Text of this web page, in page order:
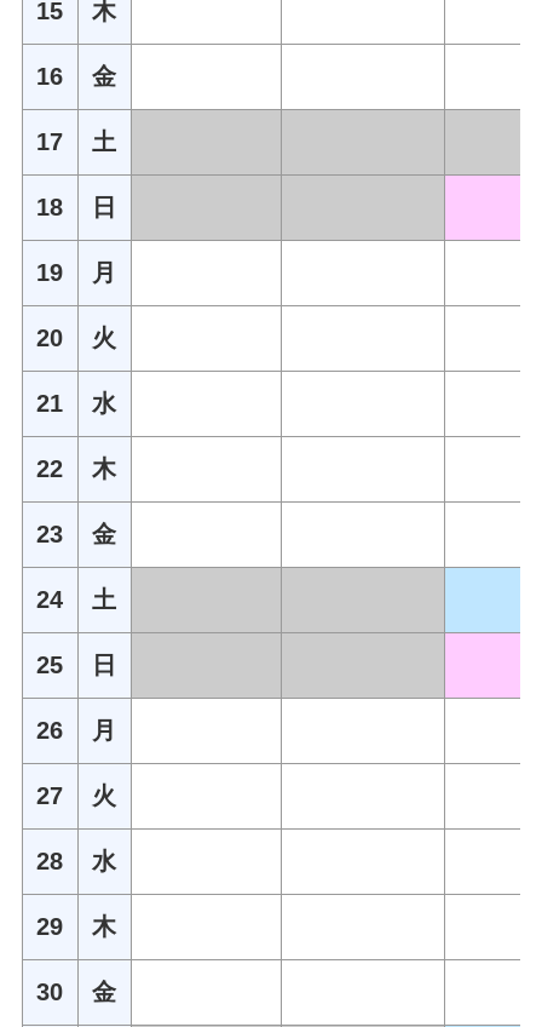
15 木
16 金
17 土
18 日
19 月
20 火
21 水
22 木
23 金
24 土
25 日
26 月
27 火
28 水
29 木
30 金